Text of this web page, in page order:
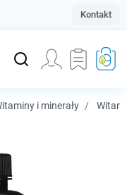
Kontakt
i minerały